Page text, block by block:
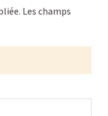
Les champs